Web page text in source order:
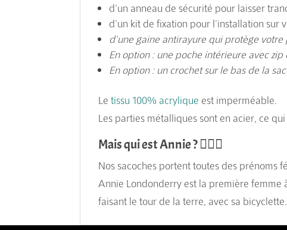
d'un anneau de sécurité pour laisser
d'un kit de fixation pour l'installation sur
d'une gaine antirayure qui protège
En option : une poche intérieure avec
En option : un crochet sur le bas de la
Letissu 100% acrylique est imperméable.
Les parties métalliques sont en acier, ce
Mais qui est Annie ? 🚵🏻‍♀️
Nos sacoches portent toutes des prénoms
Annie Londonderry est la première femme
faisant le tour de la terre, avec sa bicyclette.